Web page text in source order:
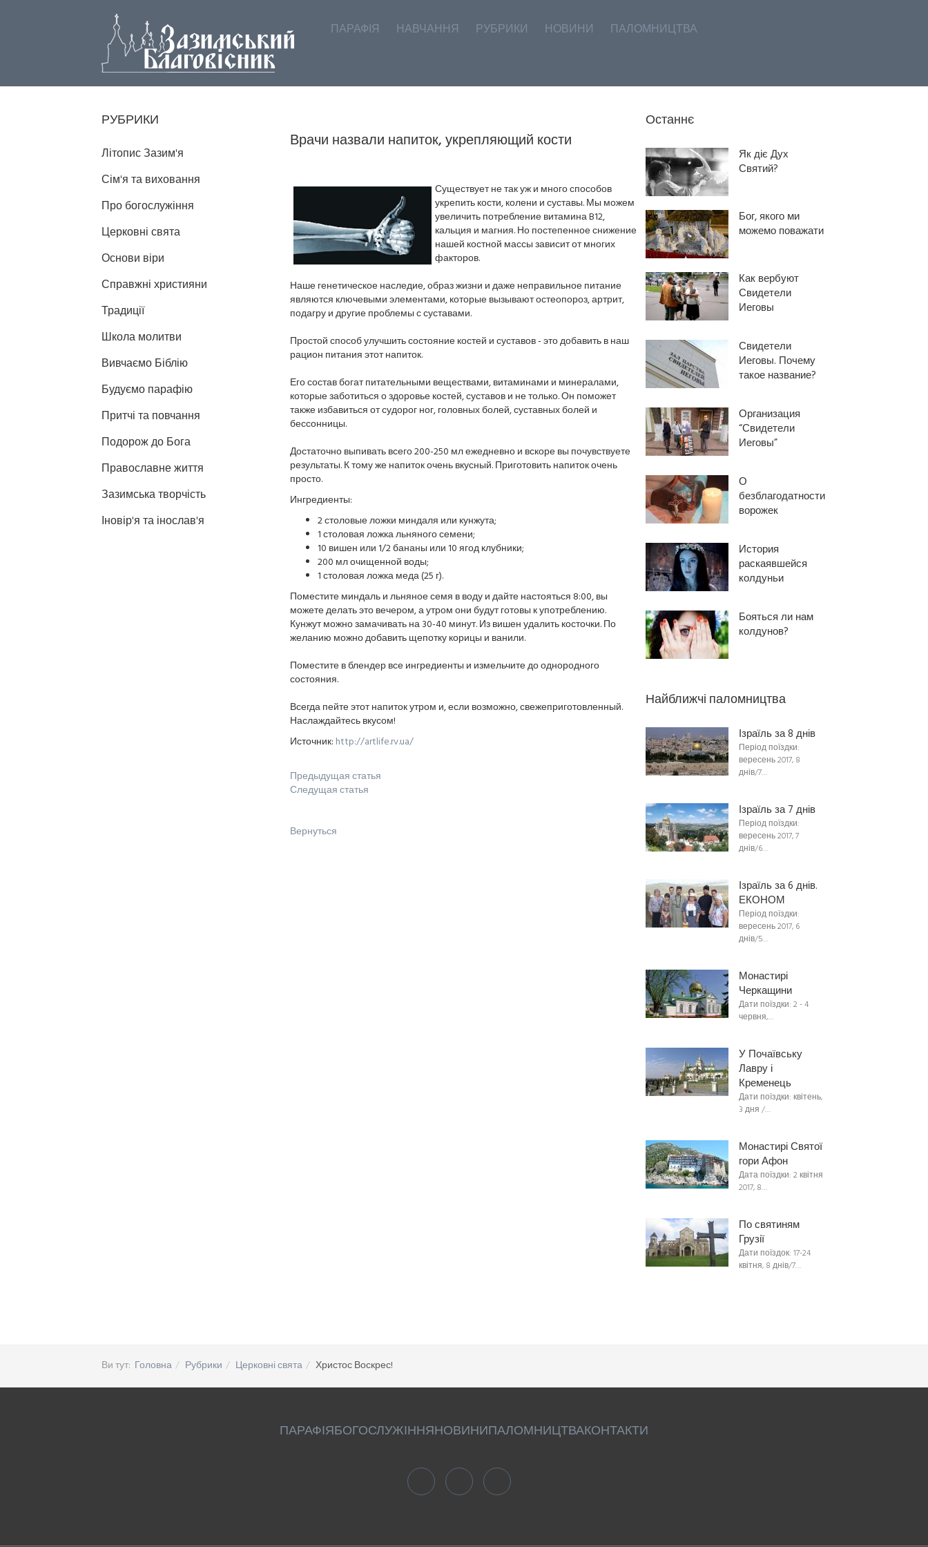
ПАРАФІЯ НАВЧАННЯ РУБРИКИ НОВИНИ ПАЛОМНИЦТВА
Врачи назвали напиток, укрепляющий кости
Существует не так уж и много способов
укрепить кости, колени и суставы. Мы можем
увеличить потребление витамина B12,
кальция и магния. Но постепенное снижение
нашей костной массы зависит от многих
факторов.
Наше генетическое наследие, образ жизни и даже неправильное питание
являются ключевыми элементами, которые вызывают остеопороз, артрит,
подагру и другие проблемы с суставами.
Простой способ улучшить состояние костей и суставов - это добавить в наш
рацион питания этот напиток.
Его состав богат питательными веществами, витаминами и минералами,
которые заботиться о здоровье костей, суставов и не только. Он поможет
также избавиться от судорог ног, головных болей, суставных болей и
бессонницы.
Достаточно выпивать всего 200-250 мл ежедневно и вскоре вы почувствуете
результаты. К тому же напиток очень вкусный. Приготовить напиток очень
просто.
Ингредиенты:
2 столовые ложки миндаля или кунжута;
1 столовая ложка льняного семени;
10 вишен или 1/2 бананы или 10 ягод клубники;
200 мл очищенной воды;
1 столовая ложка меда (25 г).
Поместите миндаль и льняное семя в воду и дайте настояться 8:00, вы
можете делать это вечером, а утром они будут готовы к употреблению.
Кунжут можно замачивать на 30-40 минут. Из вишен удалить косточки. По
желанию можно добавить щепотку корицы и ванили.
Поместите в блендер все ингредиенты и измельчите до однородного
состояния.
Всегда пейте этот напиток утром и, если возможно, свежеприготовленный.
Наслаждайтесь вкусом!
Источник: http://artlife.rv.ua/
Предыдущая статья
Следущая статья
Вернуться
РУБРИКИ
Літопис Зазим'я
Сім'я та виховання
Про богослужіння
Церковні свята
Основи віри
Справжні християни
Традиції
Школа молитви
Вивчаємо Біблію
Будуємо парафію
Притчі та повчання
Подорож до Бога
Православне життя
Зазимська творчість
Іновір'я та інослав'я
Останнє
Як діє Дух
Святий?
Бог, якого ми
можемо поважати
Как вербуют
Свидетели
Иеговы
Свидетели
Иеговы. Почему
такое название?
Организация
“Свидетели
Иеговы”
О
безблагодатности
ворожек
История
раскаявшейся
колдуньи
Бояться ли нам
колдунов?
Найближчі паломництва
Ізраїль за 8 днів
Період поїздки:
вересень 2017, 8
днів/7…
Ізраїль за 7 днів
Період поїздки:
вересень 2017, 7
днів/6…
Ізраїль за 6 днів.
ЕКОНОМ
Період поїздки:
вересень 2017, 6
днів/5…
Монастирі
Черкащини
Дати поїздки: 2 - 4
червня,…
У Почаївську
Лавру і
Кременець
Дати поїздки: квітень,
3 дня /…
Монастирі Святої
гори Афон
Дата поїздки: 2 квітня
2017, 8…
По святиням
Грузії
Дати поїздок: 17-24
квітня, 8 днів/7…
Ви тут: Головна Рубрики Церковні свята Христос Воскрес!
ПАРАФІЯБОГОСЛУЖІННЯНОВИНИПАЛОМНИЦТВАКОНТАКТИ